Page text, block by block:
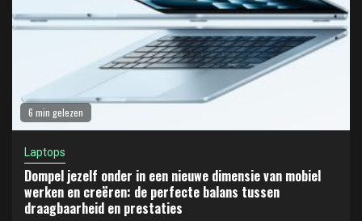
6 min gelezen
Laptops
Dompel jezelf onder in een nieuwe dimensie van mobiel
werken en creëren: de perfecte balans tussen
draagbaarheid en prestaties